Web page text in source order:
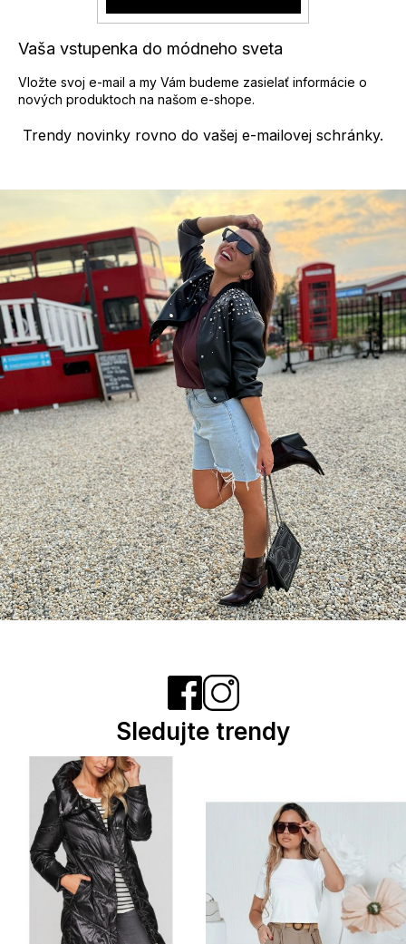
Trendy novinky rovno do vašej e-mailovej schránky.
Vaša vstupenka do módneho sveta
Vložte svoj e-mail a my Vám budeme zasielať informácie o
nových produktoch na našom e-shope.